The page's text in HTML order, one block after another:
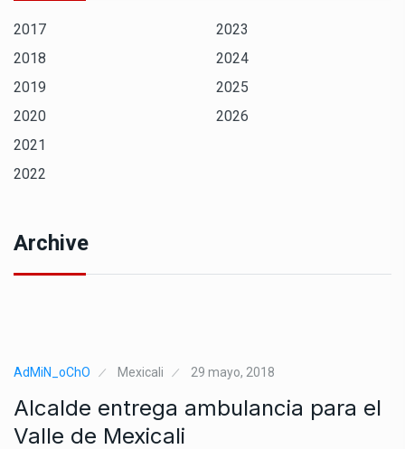
2017
2018
2019
2020
2021
2022
2023
2024
2025
2026
Archive
AdMiN_oChO Mexicali 29 mayo, 2018
Alcalde entrega ambulancia para el
Valle de Mexicali